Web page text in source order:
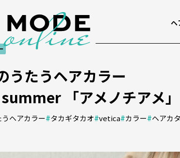
ヘ
うたうヘアカラー
「アメノチアメ」
うヘアカラー#タカギタカオ#vetica#カラー#ヘアカ